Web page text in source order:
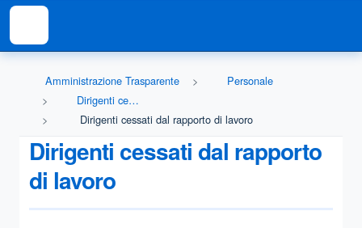
Amministrazione Trasparente
Personale
Dirigenti cessati
Dirigenti cessati dal rapporto di lavoro
Dirigenti cessati dal rapporto
di lavoro